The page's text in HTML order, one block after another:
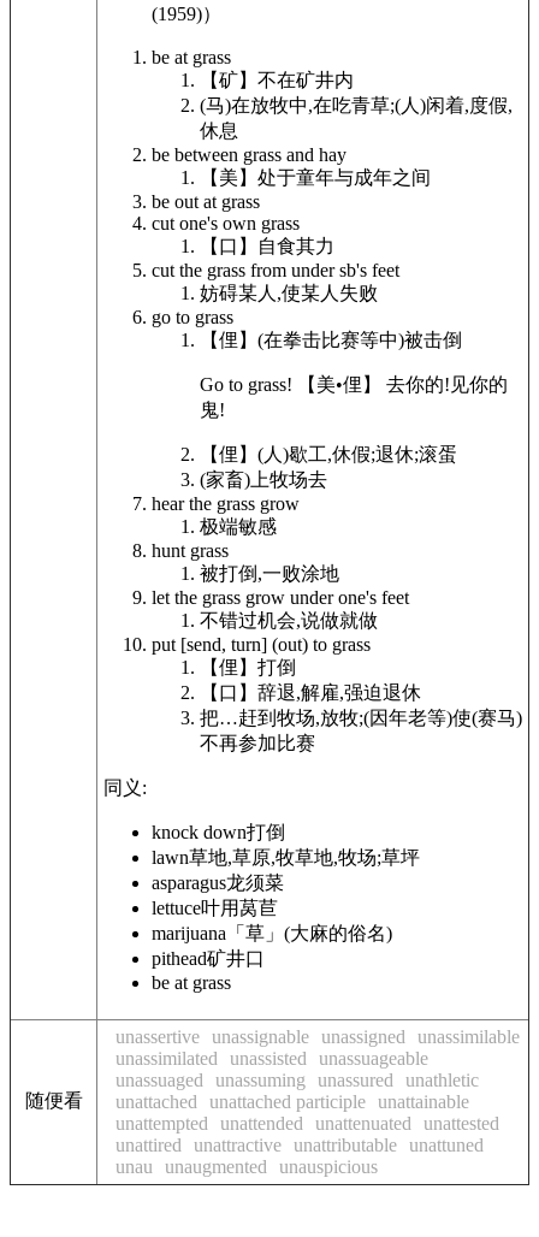
(1959)）
be at grass
【矿】 不在矿井内
(马)在放牧中,在吃青草;(人)闲着,度假,
休息
be between grass and hay
【美】 处于童年与成年之间
be out at grass
cut one's own grass
【口】
自食其力
cut the grass from under sb's feet
妨碍某人,使某人失败
go to grass
【俚】 (在拳击比赛等中)被击倒
Go to grass! 【美•俚】 去你的!见你的
鬼!
【俚】 (人)歇工,休假;退休;滚蛋
(家畜)上牧场去
hear the grass grow
极端敏感
hunt grass
被打倒,一败涂地
let the grass grow under one's feet
不错过机会,说做就做
put [send, turn] (out) to grass
【俚】 打倒
【口】 辞退,解雇,强迫退休
把…赶到牧场,放牧;(因年老等)使(赛马)
不再参加比赛
同义:
knock down打倒
lawn草地,草原,牧草地,牧场;草坪
asparagus龙须菜
lettuce叶用莴苣
marijuana 「草」(大麻的俗名)
pithead矿井口
be at grass
随便看
unassertive unassignable unassigned
unassimilable
unassimilated
unassisted
unassuageable
unassuaged
unassuming unassured
unathletic
unattached
unattached participle unattainable
unattempted
unattended unattenuated
unattested
unattired
unattractive unattributable unattuned
unau
unaugmented unauspicious